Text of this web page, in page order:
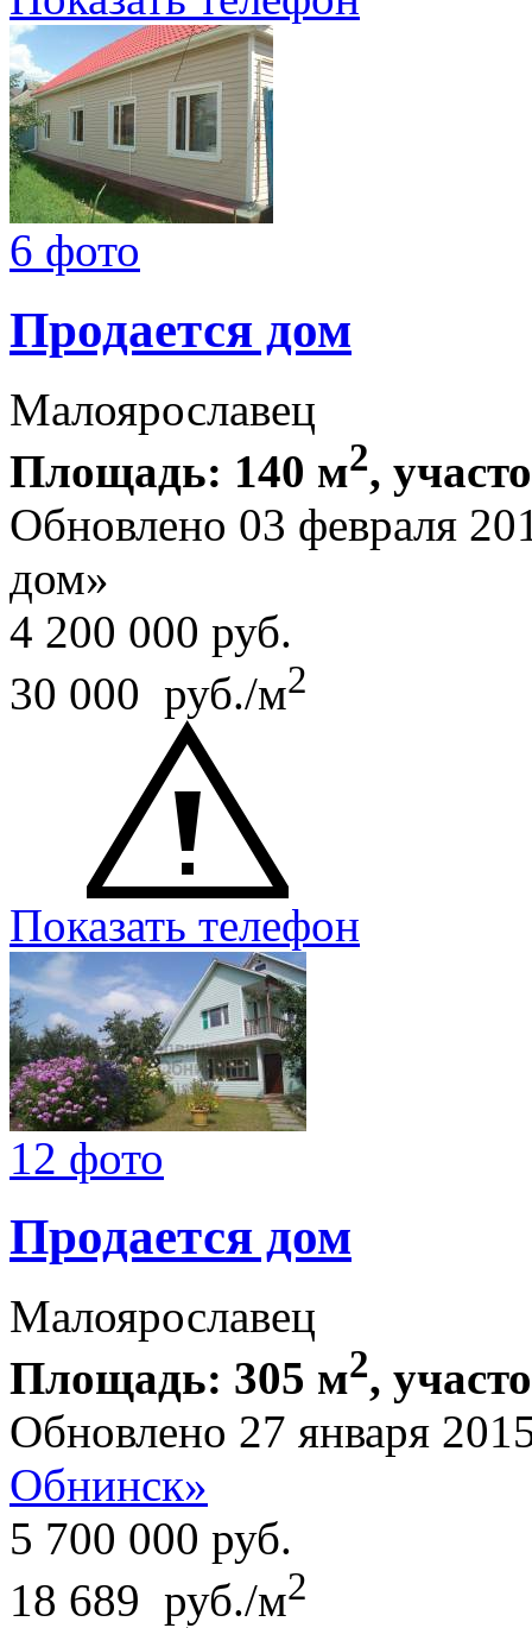
6 фото
Продается дом
Малоярославец
Площадь: 140 м2,
Обновлено 03 февраля
дом»
4 200 000 руб.
30 000 руб./м2
Показать телефон
12 фото
Продается дом
Малоярославец
Площадь: 305 м2,
Обновлено 27 января
Обнинск»
5 700 000 руб.
18 689 руб./м2